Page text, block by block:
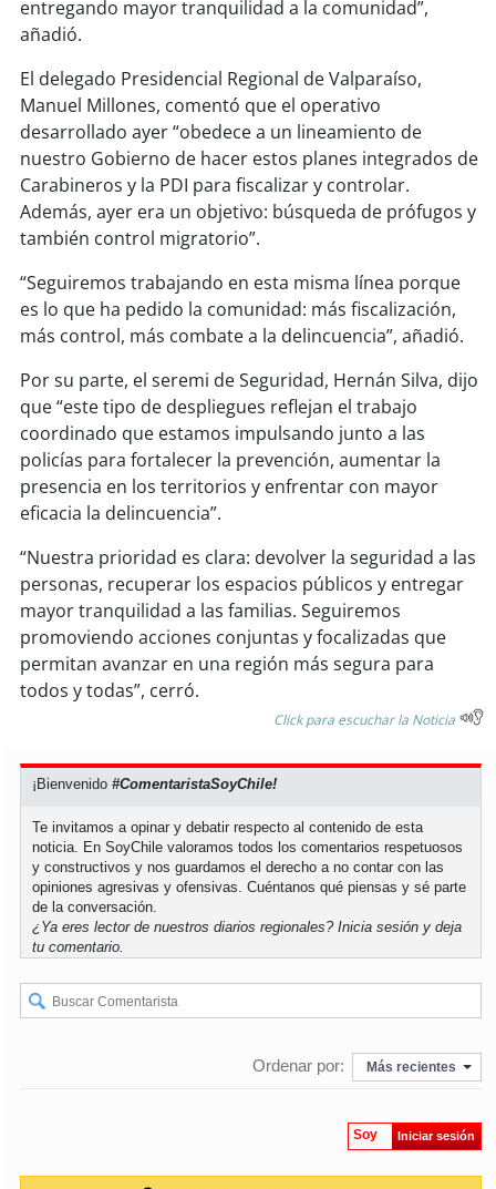
soy
soy arauco
soytemuco
soyvaldivia
soypuertomontt
soychiloé
entregando mayor tranquilidad a la comunidad”,
añadió.
El delegado Presidencial Regional de Valparaíso,
Manuel Millones, comentó que el operativo
desarrollado ayer “obedece a un lineamiento de
nuestro Gobierno de hacer estos planes integrados de
Carabineros y la PDI para fiscalizar y controlar.
Además, ayer era un objetivo: búsqueda de prófugos y
también control migratorio”.
“Seguiremos trabajando en esta misma línea porque
es lo que ha pedido la comunidad: más fiscalización,
más control, más combate a la delincuencia”, añadió.
Por su parte, el seremi de Seguridad, Hernán Silva, dijo
que “este tipo de despliegues reflejan el trabajo
coordinado que estamos impulsando junto a las
policías para fortalecer la prevención, aumentar la
presencia en los territorios y enfrentar con mayor
eficacia la delincuencia”.
“Nuestra prioridad es clara: devolver la seguridad a las
personas, recuperar los espacios públicos y entregar
mayor tranquilidad a las familias. Seguiremos
promoviendo acciones conjuntas y focalizadas que
permitan avanzar en una región más segura para
todos y todas”, cerró.
Click para escuchar la Noticia
¡Bienvenido#ComentaristaSoyChile!
Te invitamos a opinar y debatir respecto al contenido de esta
noticia. En SoyChile valoramos todos los comentarios respetuosos
y constructivos y nos guardamos el derecho a no contar con las
opiniones agresivas y ofensivas. Cuéntanos qué piensas y sé parte
de la conversación.
¿Ya eres lector de nuestros diarios regionales?Inicia sesión y deja
tu comentario.
Ordenar por: Más recientes
Soy Iniciar sesión